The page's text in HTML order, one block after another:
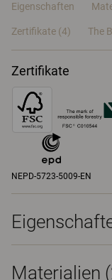
Eigenschaften
Zertifikate (4) The
Zertifikate
NEPD-5723-5009-EN
Materialien